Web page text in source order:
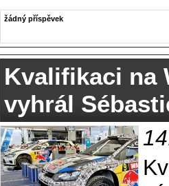
žádný příspěvek
Kvalifikaci na
vyhrál